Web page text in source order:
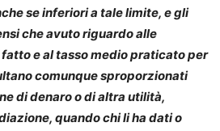
se inferiori a tale limite, e gli
che avuto riguardo alle
e al tasso medio praticato per
comunque sproporzionati
di denaro o di altra utilità,
quando chi li ha dati o